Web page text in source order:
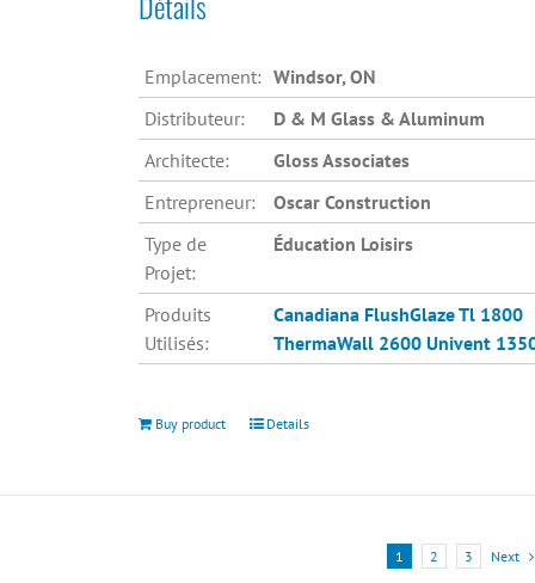
Emplacement: Windsor, ON
Distributeur:
D & M Glass & Aluminum
Architecte:
Gloss Associates
Entrepreneur:
Oscar Construction
Type de
Projet:
Éducation Loisirs
Produits
Utilisés:
Canadiana FlushGlaze Tl 1800
ThermaWall 2600 Univent
Buy product Details
1 2 3 Next